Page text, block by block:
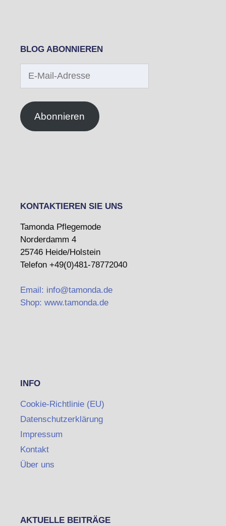
BLOG ABONNIEREN
Abonnieren
KONTAKTIEREN SIE UNS
Tamonda Pflegemode
Norderdamm 4
25746 Heide/Holstein
Telefon +49(0)481-78772040
Email: info@tamonda.de
Shop: www.tamonda.de
INFO
Cookie-Richtlinie (EU)
Datenschutzerklärung
Impressum
Kontakt
Über uns
AKTUELLE BEITRÄGE